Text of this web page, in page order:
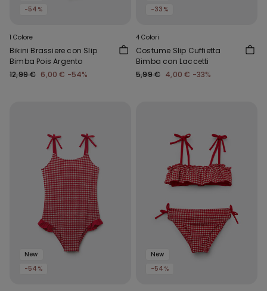
-54%
1 Colore
Bikini Brassiere con Slip
Bimba Pois Argento
12,99 € 6,00 € -54%
-33%
4 Colori
Costume Slip Cuffietta
Bimba con Laccetti
5,99 € 4,00 € -33%
New
-54%
New
-54%